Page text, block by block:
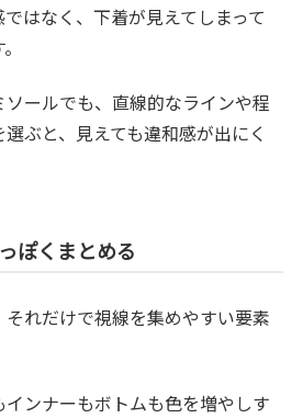
はなく、下着が見えてしまって
ールでも、直線的なラインや程
ぶと、見えても違和感が出にく
ぽくまとめる
れだけで視線を集めやすい要素
ンナーもボトムも色を増やしす